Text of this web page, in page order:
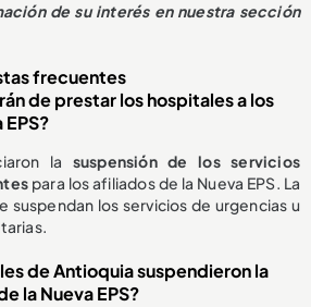
de su interés en nuestra sección
frecuentes
de prestar los hospitales a los
la suspensión de los servicios
para los afiliados de la Nueva EPS. La
suspendan los servicios de urgencias u
de Antioquia suspendieron la
la Nueva EPS?